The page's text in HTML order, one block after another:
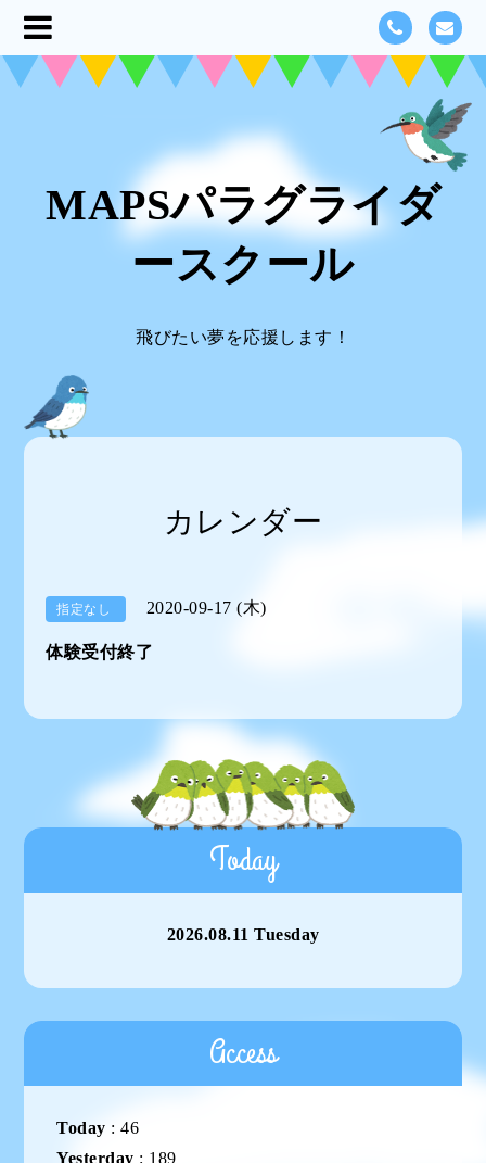
MAPSパラグライダ
ースクール
飛びたい夢を応援します！
カレンダー
指定なし 2020-09-17 (木)
体験受付終了
Today
2026.08.11 Tuesday
Access
Today :46
Yesterday : 189